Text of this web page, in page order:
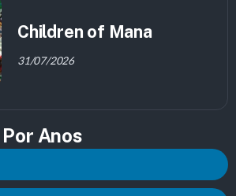
Children of Mana
31/07/2026
Anos